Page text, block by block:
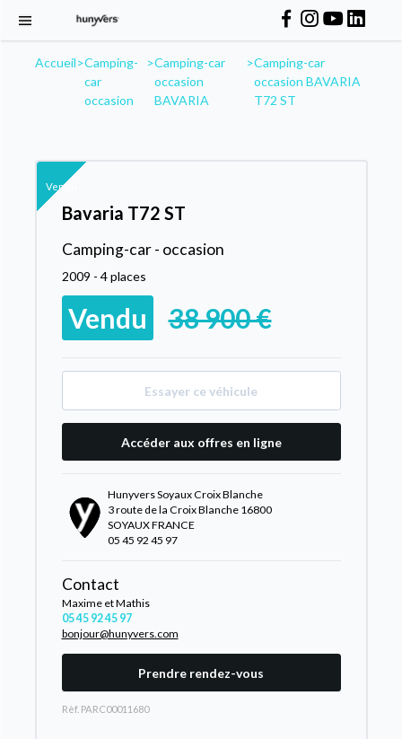
Accueil>Camping-
car
occasion
>Camping-car
occasion
BAVARIA
>Camping-car
occasion BAVARIA
T72 ST
Vendu
Bavaria T72 ST
Camping-car - occasion
2009 - 4 places
Vendu 38 900 €
Essayer ce véhicule
Accéder aux offres en ligne
Hunyvers Soyaux Croix Blanche
3 route de la Croix Blanche 16800
SOYAUX FRANCE
05 45 92 45 97
Contact
Maxime et Mathis
05 45 92 45 97
bonjour@hunyvers.com
Prendre rendez-vous
Rèf. PARC00011680